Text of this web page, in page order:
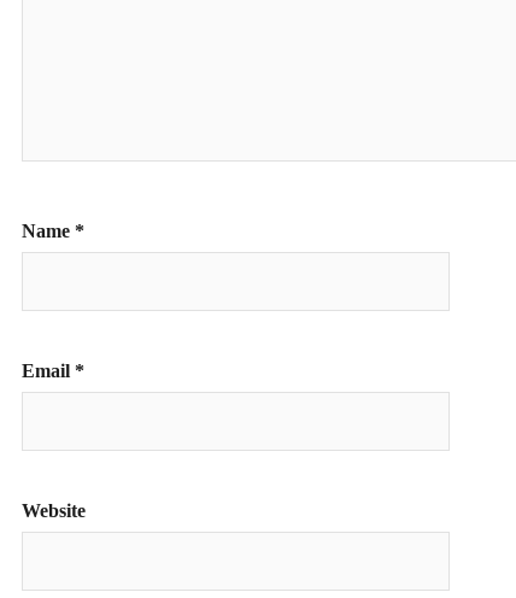
Name *
Email *
Website